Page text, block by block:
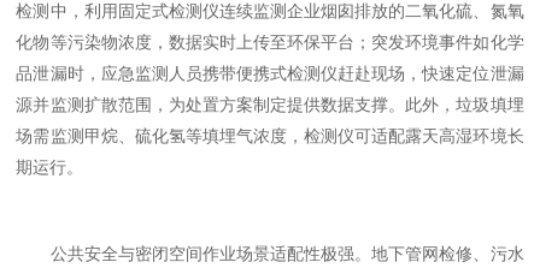
检测中，利用固定式检测仪连续监测企业烟囱排放的二氧化硫、氮氧
化物等污染物浓度，数据实时上传至环保平台；突发环境事件如化学
品泄漏时，应急监测人员携带便携式检测仪赶赴现场，快速定位泄漏
源并监测扩散范围，为处置方案制定提供数据支撑。此外，垃圾填埋
场需监测甲烷、硫化氢等填埋气浓度，检测仪可适配露天高湿环境长
期运行。
公共安全与密闭空间作业场景适配性极强。地下管网检修、污水